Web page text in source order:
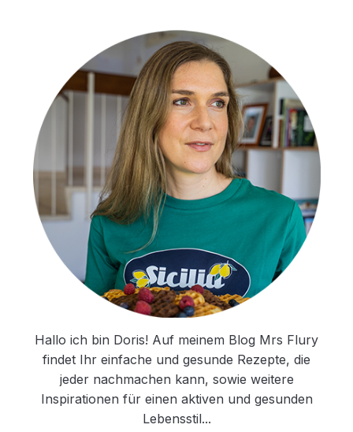
Hallo ich bin Doris! Auf meinem Blog Mrs Flury
findet Ihr einfache und gesunde Rezepte, die
jeder nachmachen kann, sowie weitere
Inspirationen für einen aktiven und gesunden
Lebensstil...